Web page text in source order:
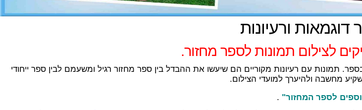
ורעיונות
לצילום תמונות לספר מחזור.
עם רעיונות מקוריים הם שיעשו את ההבדל בין ספר מחזור רגיל ומשעמם לבין ספר ייחודי
מחשבה ולהיערך למועדי הצילום.
לספר המחזור" .